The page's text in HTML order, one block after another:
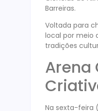
Barreiras.
Voltada para
local por meio
tradições
Arena
Na sexta-feira